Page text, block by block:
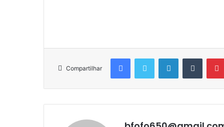
Compartilhar
FacebookTwitter LinkedinTumblr